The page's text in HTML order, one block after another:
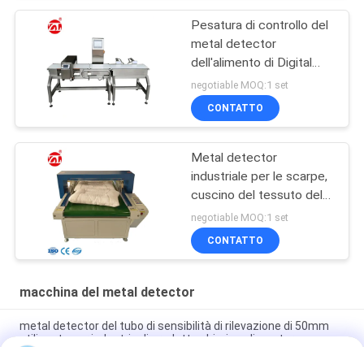
Pesatura di controllo del
metal detector
dell'alimento di Digital
combinata luce
automatica dell'allarme
negotiable MOQ:1 set
CONTATTO
Metal detector
industriale per le scarpe,
cuscino del tessuto del
touch screen dello SpA
negotiable MOQ:1 set
CONTATTO
macchina del metal detector
metal detector del tubo di sensibilità di rilevazione di 50mm
utilizzato per industria di prodotto chimico alimentare